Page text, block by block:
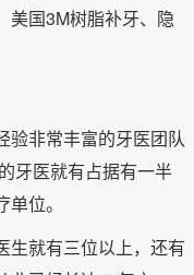
美国3M树脂补牙、隐
验非常丰富的牙医团队
牙医就有占据有一半
位。
生就有三位以上，还有